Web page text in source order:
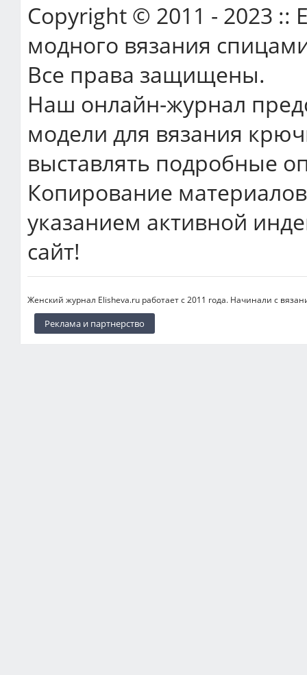
Copyright © 2011 - 2023 ::
модного вязания
Все права защищены.
Наш онлайн-журнал
модели для вязания
выставлять подробные
Копирование
указанием активной
сайт!
Женский журнал Elisheva.ru работает с 2011 года. Начинали с
Реклама и партнерство